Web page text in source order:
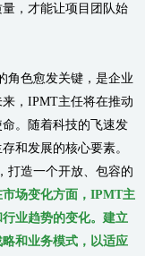
，才能让项目团队始
角色愈发关键，是企业
，IPMT主任将在推动
。随着科技的飞速发
和发展的核心要素。
打造一个开放、包容的
市场变化方面，IPMT主
业趋势的变化。建立
和业务模式，以适应